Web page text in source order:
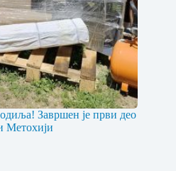
Завршен је први део
Метохији